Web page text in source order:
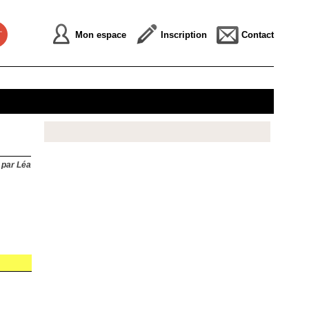
Mon espace Inscription Contact
Léa